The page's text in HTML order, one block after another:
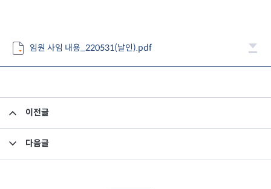
임원 사임 내용_220531(날인).pdf
이전글
다음글